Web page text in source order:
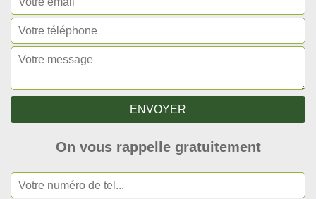
On vous rappelle gratuitement